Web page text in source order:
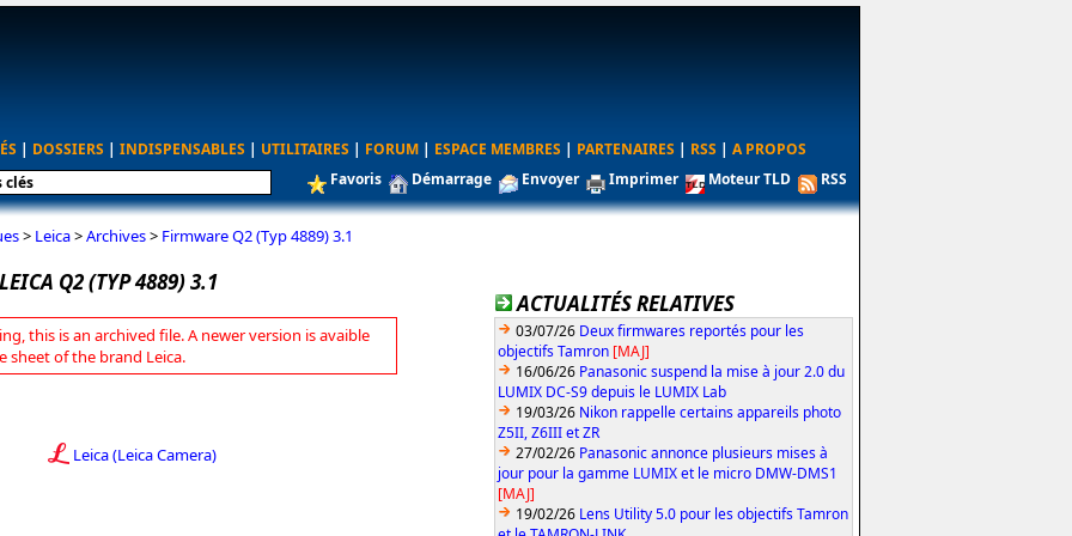
| DOSSIERS | INDISPENSABLES | UTILITAIRES | FORUM | ESPACE MEMBRES | PARTENAIRES | RSS | A PROPOS
Favoris
Démarrage Envoyer Imprimer Moteur TLD RSS
> Leica>Archives> Firmware Q2 (Typ 4889) 3.1
Q2 (TYP 4889) 3.1
this is an archived file. A newer version is avaible
sheet of the brand Leica.
Leica (Leica Camera)
ACTUALITÉS RELATIVES
03/07/26 Deux firmwares reportés pour les
objectifs Tamron [MAJ]
16/06/26 Panasonic suspend la mise à jour 2.0 du
LUMIX DC-S9 depuis le LUMIX Lab
19/03/26 Nikon rappelle certains appareils photo
Z5II, Z6III et ZR
27/02/26 Panasonic annonce plusieurs mises à
jour pour la gamme LUMIX et le micro DMW-DMS1
[MAJ]
19/02/26 Lens Utility 5.0 pour les objectifs Tamron